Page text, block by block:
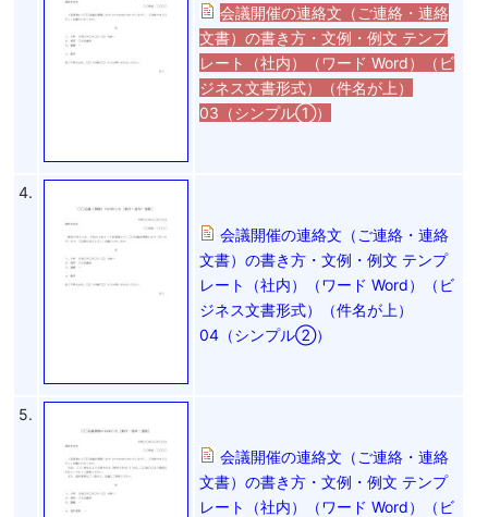
会議開催の連絡文（ご連絡・連絡
文書）の書き方・文例・例文 テンプ
レート（社内）（ワード Word）（ビ
ジネス文書形式）（件名が上）
03（シンプル①）
4.
会議開催の連絡文（ご連絡・連絡
文書）の書き方・文例・例文 テンプ
レート（社内）（ワード Word）（ビ
ジネス文書形式）（件名が上）
04（シンプル②）
5.
会議開催の連絡文（ご連絡・連絡
文書）の書き方・文例・例文 テンプ
レート（社内）（ワード Word）（ビ